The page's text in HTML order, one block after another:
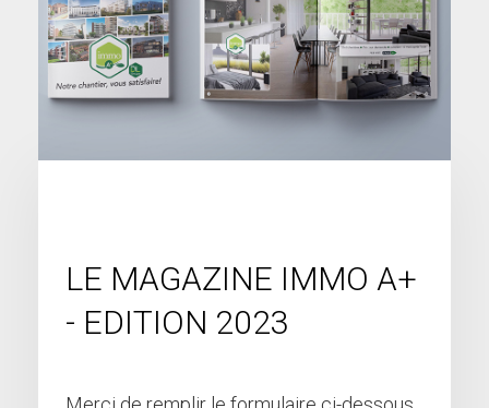
LE MAGAZINE IMMO A+
- EDITION 2023